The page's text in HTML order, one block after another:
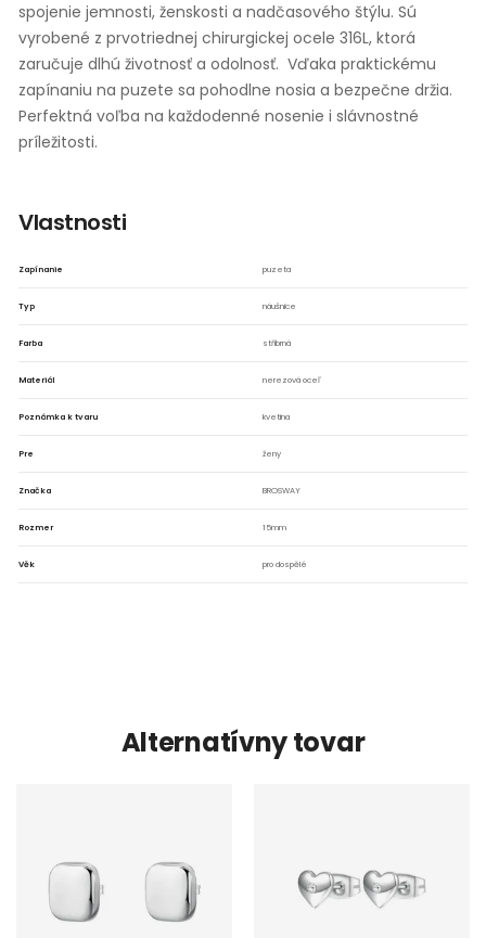
spojenie jemnosti, ženskosti a nadčasového štýlu. Sú
vyrobené z prvotriednej chirurgickej ocele 316L, ktorá
zaručuje dlhú životnosť a odolnosť. Vďaka praktickému
zapínaniu na puzete sa pohodlne nosia a bezpečne držia.
Perfektná voľba na každodenné nosenie i slávnostné
príležitosti.
Vlastnosti
Zapínanie puzeta
Typ náušnice
Farba stříbrná
Materiál nerezová oceľ
Poznámka k tvaru kvetina
Pre ženy
Značka BROSWAY
Rozmer 15mm
Věk pro dospělé
Alternatívny tovar